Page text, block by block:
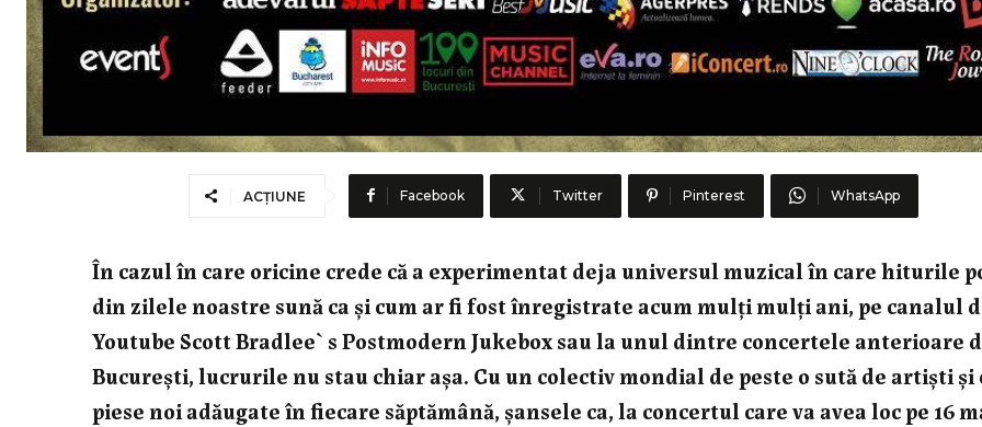
ACȚIUNE Facebook Twitter Pinterest WhatsApp
În cazul în care oricine crede că a experimentat deja universul muzical în care hiturile
din zilele noastre sună ca și cum ar fi fost înregistrate acum mulți mulți ani, pe canalul
Youtube Scott Bradlee` s Postmodern Jukebox sau la unul dintre concertele anterioare
București, lucrurile nu stau chiar așa. Cu un colectiv mondial de peste o sută de artiști și
piese noi adăugate în fiecare săptămână, șansele ca, la concertul care va avea loc pe 16